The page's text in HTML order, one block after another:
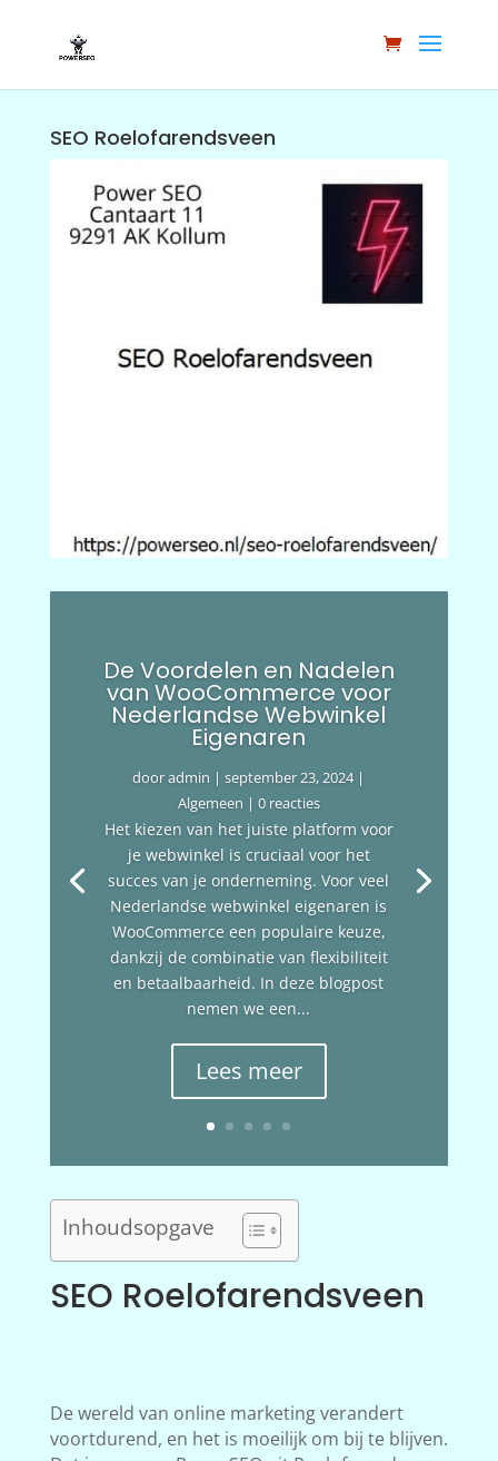
SEO Roelofarendsveen
De Voordelen en Nadelen
van WooCommerce voor
Nederlandse Webwinkel
Eigenaren
dooradmin |september 23, 2024|
Algemeen | 0 reacties
Het kiezen van het juiste platform voor
je webwinkel is cruciaal voor het
succes van je onderneming. Voor veel
Nederlandse webwinkel eigenaren is
WooCommerce een populaire keuze,
dankzij de combinatie van flexibiliteit
en betaalbaarheid. In deze blogpost
nemen we een...
Lees meer
Inhoudsopgave
SEO Roelofarendsveen
De wereld van online marketing verandert
voortdurend, en het is moeilijk om bij te blijven.